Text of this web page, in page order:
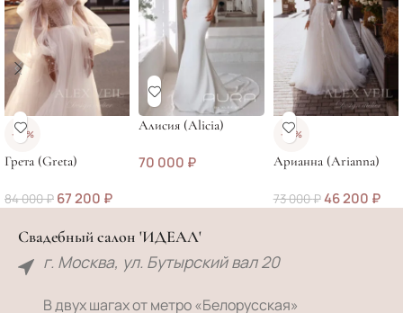
-20%
Грета (Greta)
84 000₽ 67 200 ₽
Алисия (Alicia)
70 000 ₽
-37%
Арианна (Arianna)
73 000₽46 200 ₽
Свадебный салон 'ИДЕАЛ'
г. Москва, ул. Бутырский вал 20
В двух шагах от метро «Белорусская»